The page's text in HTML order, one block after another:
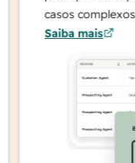
casos complexos
Saiba mais